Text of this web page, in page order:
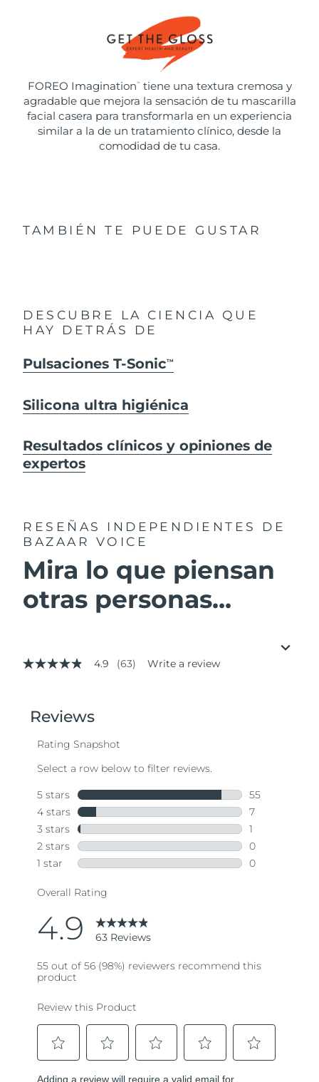
FOREO Imagination ™
tiene una textura cremosa y
agradable que mejora la sensación de tu mascarilla
facial casera para transformarla en un experiencia
similar a la de un tratamiento clínico, desde la
comodidad de tu casa.
TAMBIÉN TE PUEDE GUSTAR
DESCUBRE LA CIENCIA QUE
HAY DETRÁS DE
Pulsaciones T-SonicTM
Silicona ultra higiénica
Resultados clínicos y opiniones de
expertos
RESEÑAS INDEPENDIENTES
DE
BAZAAR VOICE
Mira lo que piensan
otras personas...
4.9
stars,
average
value.
Same
page
link.
4.9 (63) Write a review